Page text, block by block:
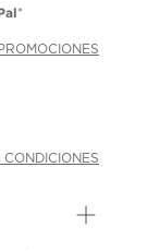
*